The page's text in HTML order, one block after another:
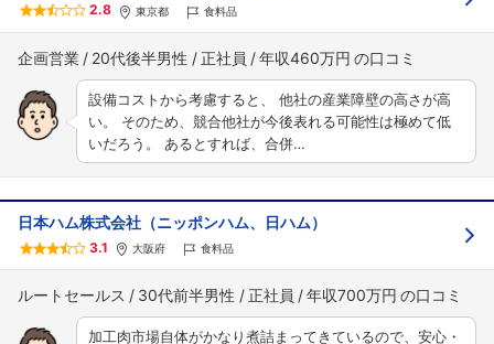
2.8 東京都 食料品
企画営業 20代後半男性 正社員 年収460万円
設備コストから考慮すると、 他社の産業障壁の高さが高
い。 そのため、競合他社が今後表れる可能性は極めて低
いだろう。 あるとすれば、合併…
日本ハム株式会社（ニッポンハム、日ハム）
3.1 大阪府 食料品
ルートセールス 30代前半男性 正社員 年収700万円
加工肉市場自体がかなり煮詰まってきているので、安心・